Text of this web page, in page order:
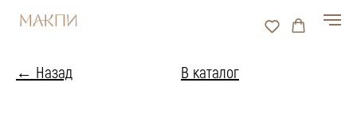
← Назад В каталог